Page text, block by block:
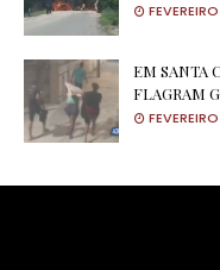
EM SANTA
FLAGRAM